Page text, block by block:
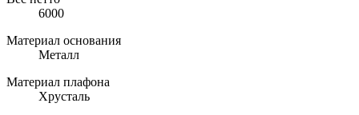
6000
Материал основания
Металл
Материал плафона
Хрусталь